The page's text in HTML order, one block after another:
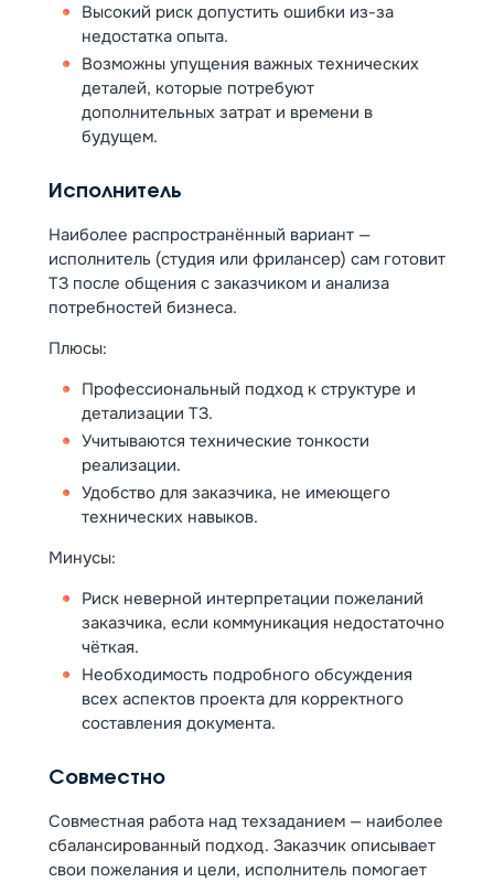
Высокий риск допустить ошибки из-за
недостатка опыта.
Возможны упущения важных технических
деталей, которые потребуют
дополнительных затрат и времени в
будущем.
Исполнитель
Наиболее распространённый вариант —
исполнитель (студия или фрилансер) сам готовит
ТЗ после общения с заказчиком и анализа
потребностей бизнеса.
Плюсы:
Профессиональный подход к структуре и
детализации ТЗ.
Учитываются технические тонкости
реализации.
Удобство для заказчика, не имеющего
технических навыков.
Минусы:
Риск неверной интерпретации пожеланий
заказчика, если коммуникация недостаточно
чёткая.
Необходимость подробного обсуждения
всех аспектов проекта для корректного
составления документа.
Совместно
Совместная работа над техзаданием — наиболее
сбалансированный подход. Заказчик описывает
свои пожелания и цели, исполнитель помогает